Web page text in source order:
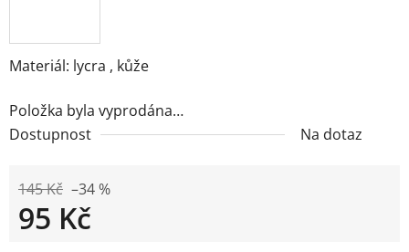
Materiál: lycra , kůže
Položka byla vyprodána…
Dostupnost
Na dotaz
145 Kč –34 %
95 Kč